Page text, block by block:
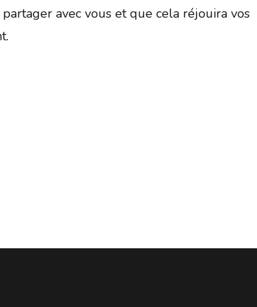
partager avec vous et que cela réjouira vos